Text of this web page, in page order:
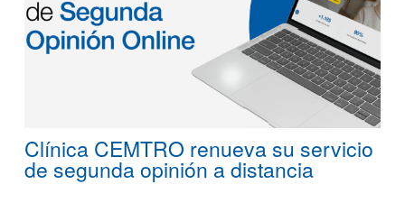
Clínica CEMTRO renueva su servicio
de segunda opinión a distancia